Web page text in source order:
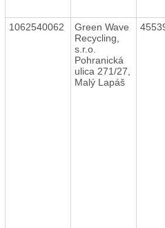
1062540062
Green Wave
Recycling,
s.r.o.
Pohranická
ulica 271/27,
Malý Lapáš